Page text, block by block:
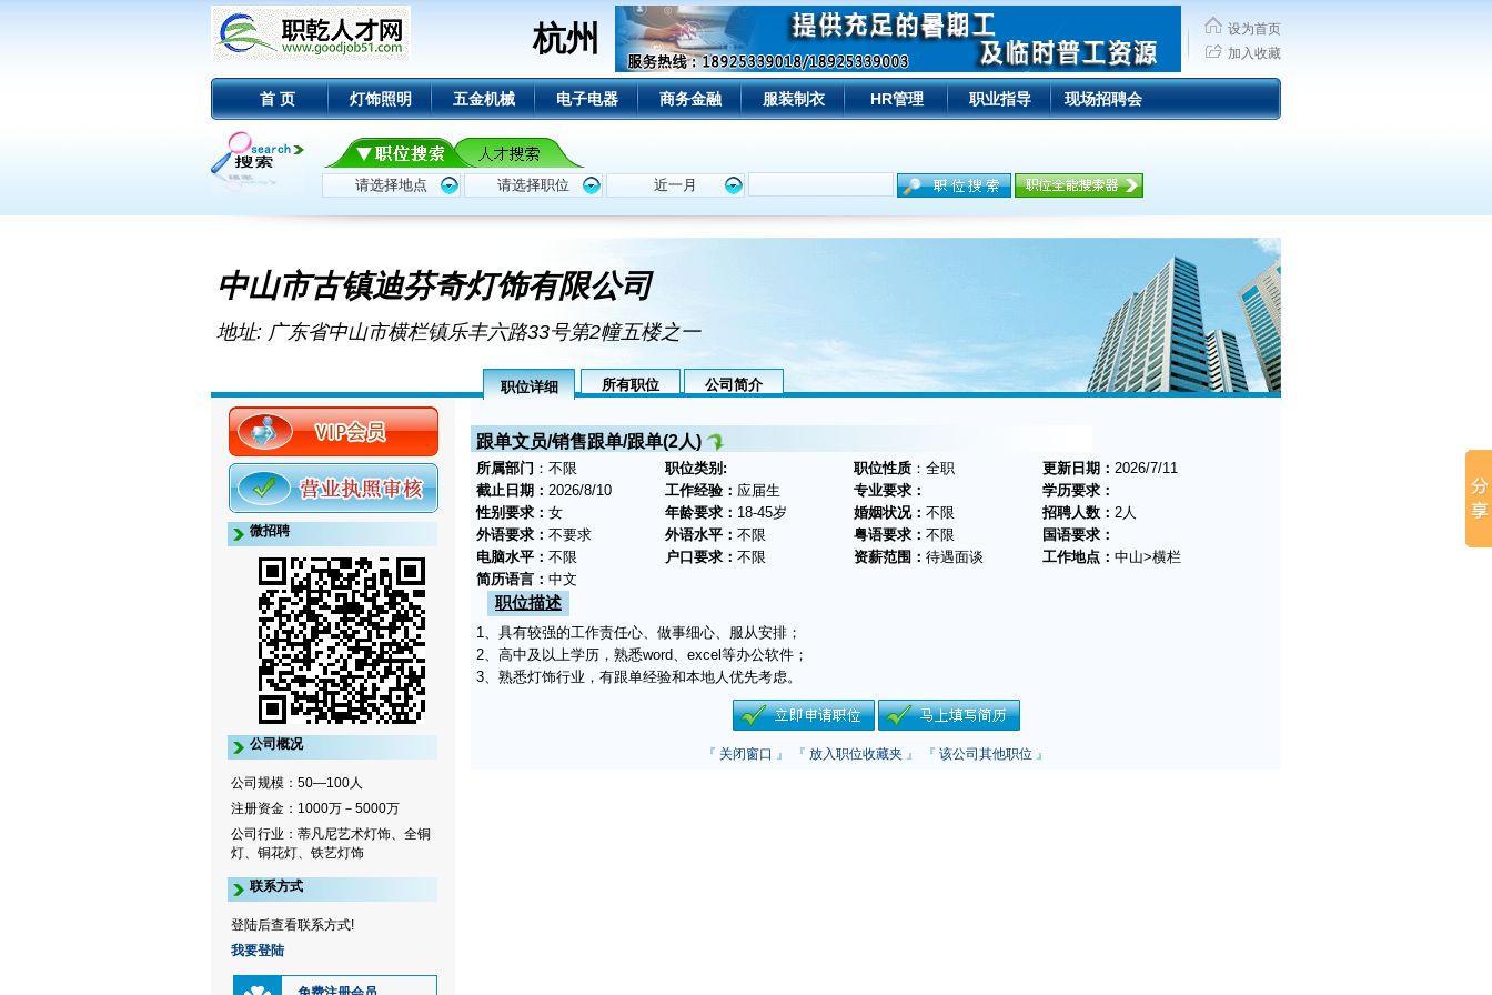
杭州
设为首页
加入收藏
首 页 灯饰照明 五金机械 电子电器 商务金融 服装制衣 HR管理 职业指导 现场招聘会
中山市古镇迪芬奇灯饰有限公司
地址: 广东省中山市横栏镇乐丰六路33号第2幢五楼之一
职位详细 所有职位 公司简介
微招聘
公司概况
公司规模：50—100人
注册资金：1000万－5000万
公司行业：蒂凡尼艺术灯饰、全铜
灯、铜花灯、铁艺灯饰
联系方式
登陆后查看联系方式!
我要登陆
跟单文员/销售跟单/跟单(2人)
所属部门 ：不限 职位类别: 职位性质 ：全职 更新日期： 2026/7/11
截止日期： 2026/8/10 工作经验： 应届生 专业要求：
学历要求：
性别要求： 女 年龄要求： 18-45岁 婚姻状况： 不限 招聘人数： 2人
外语要求： 不要求 外语水平： 不限 粤语要求： 不限
国语要求：
电脑水平： 不限 户口要求： 不限 资薪范围： 待遇面谈 工作地点： 中山>横栏
简历语言： 中文
职位描述
1、具有较强的工作责任心、做事细心、服从安排；
2、高中及以上学历，熟悉word、excel等办公软件；
3、熟悉灯饰行业，有跟单经验和本地人优先考虑。
『 关闭窗口 』 『 放入职位收藏夹 』 『 该公司其他职位 』